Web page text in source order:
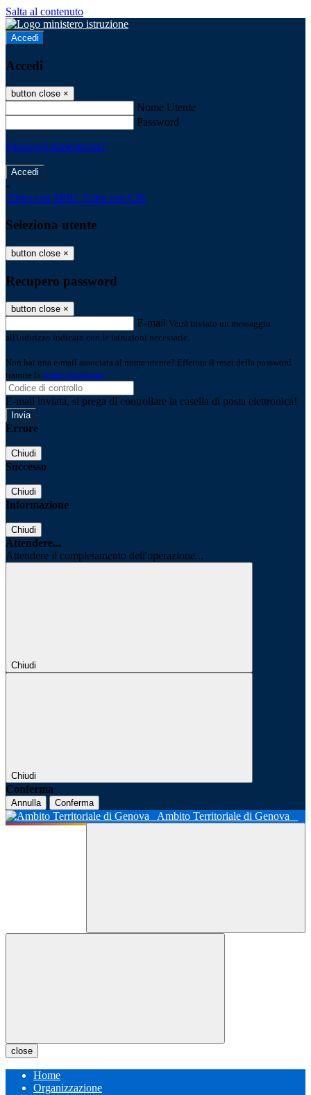
Salta al contenuto
Accedi
Accedi
button close ×
Nome Utente
Password
Password dimenticata?
-
Entra con SPID Entra con CIE
Seleziona utente
button close ×
Recupero password
button close ×
E-mail Verrà inviato un messaggio
all'indirizzo indicato con le istruzioni necessarie.
Non hai una e-mail associata al nome utente? Effettua il reset della password
tramite la Login Spaggiari
E-mail inviata, si prega di controllare la casella di posta elettronica!
Errore
Chiudi
Successo
Chiudi
Informazione
Chiudi
Attendere...
Attendere il completamento dell'operazione...
Chiudi
Chiudi
Conferma
Annulla Conferma
Ambito Territoriale di Genova
close
Home
Organizzazione